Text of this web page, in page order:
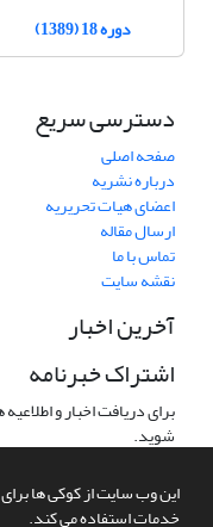
این وب سایت از کوکی ها برای
خدمات استفاده می کند.
دوره 18 (1389)
دسترسی سریع
صفحه اصلی
درباره نشریه
اعضای هیات تحریریه
ارسال مقاله
تماس با ما
نقشه سایت
آخرین اخبار
اشتراک خبرنامه
برای دریافت اخبار و
شوید.